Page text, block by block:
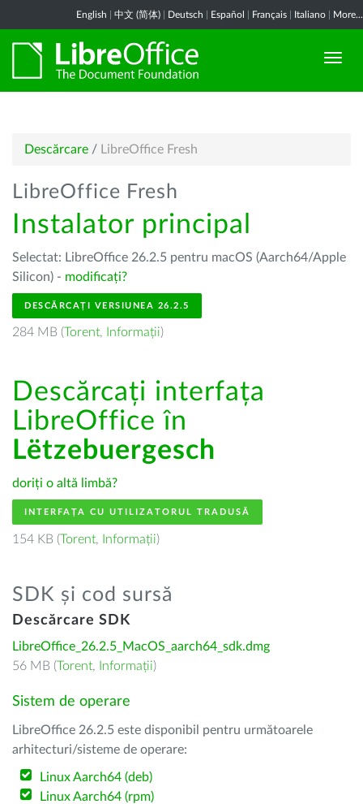
English 中文 (简体) Deutsch Español Français Italiano More...
Descărcare / LibreOffice Fresh
LibreOffice Fresh
Instalator principal
Selectat: LibreOffice 26.2.5 pentru macOS (Aarch64/Apple
Silicon) - modificați?
DESCĂRCAȚI VERSIUNEA 26.2.5
284 MB (Torent, Informații)
Descărcați interfața
LibreOffice în
Lëtzebuergesch
doriți o altă limbă?
INTERFAȚA CU UTILIZATORUL TRADUSĂ
154 KB (Torent, Informații)
SDK și cod sursă
Descărcare SDK
LibreOffice_26.2.5_MacOS_aarch64_sdk.dmg
56 MB (Torent, Informații)
Sistem de operare
LibreOffice 26.2.5 este disponibil pentru următoarele
arhitecturi/sisteme de operare:
Linux Aarch64 (deb)
Linux Aarch64 (rpm)